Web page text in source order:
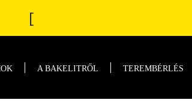
[
A BAKELITRŐL TEREMBÉRLÉS